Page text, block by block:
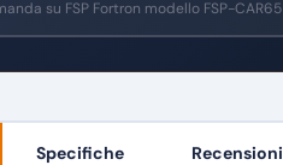
Specifiche Recensioni